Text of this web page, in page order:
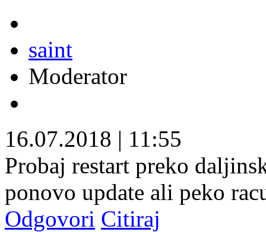
saint
Moderator
16.07.2018 | 11:55
Probaj restart preko
ponovo update ali peko
Odgovori Citiraj